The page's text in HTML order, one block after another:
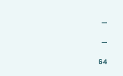
—
—
64